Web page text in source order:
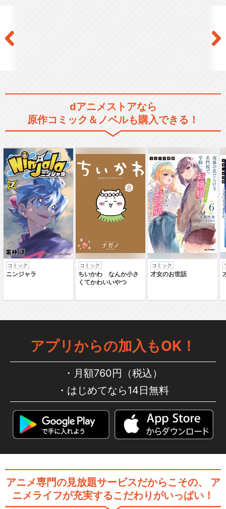
中高一貫！！キメツ学園物語
「鬼滅の刃」スペシャルイベ
ント～鬼滅の宴～
舞台「鬼滅の刃」其ノ弐 絆
舞台「鬼滅の刃」其ノ参 無限
舞台「鬼滅の刃」其ノ肆 遊郭
潜入
舞台「鬼滅の刃」其ノ伍 襲撃
刀鍛冶の里
劇場版「鬼滅の刃」無限列車
編
dアニメストアなら
原作コミック＆ノベルも購入できる！
コミック
ニンジャラ
コミック
ちいかわ なんか小さ
くてかわいいやつ
コミック
才女のお世話
アプリからの加入もOK！
月額760円（税込）
はじめてなら14日無料
アニメ専門の見放題サービスだからこその、
ア
ニメライフが充実するこだわりがいっぱい！